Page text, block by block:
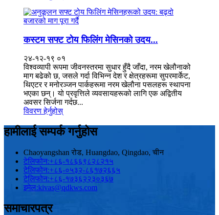
कस्टम सफ्ट टोय फिलिंग मेसिनको उदय...
२४-१२-१९ ०१
विश्वव्यापी रूपमा जीवनस्तरमा सुधार हुँदै जाँदा, नरम खेलौनाको
माग बढेको छ, जसले गर्दा विभिन्न देश र क्षेत्रहरूमा सुपरमार्केट,
थिएटर र मनोरञ्जन पार्कहरूमा नरम खेलौना पसलहरू स्थापना
भएका छन्। यो प्रवृत्तिले व्यवसायहरूको लागि एक अद्वितीय
अवसर सिर्जना गर्दछ...
विवरण हेर्नुहोस्
हामीलाई सम्पर्क गर्नुहोस
Chaoyangshan रोड, Huangdao, Qingdao, चीन
टेलिफोन:+८६-१८६६९८२८२१५
टेलिफोन:+८६-०५३२-८६१७२६६५
टेलिफोन:+८६-१७३६२२३०३६७
इमेल:kivas@qdkws.com
समाचारपत्र